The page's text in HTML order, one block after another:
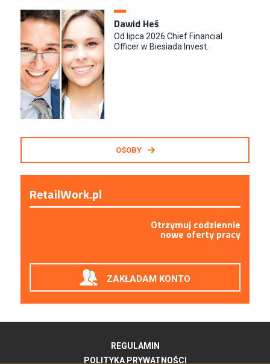
Dawid Heś
Od lipca 2026 Chief Financial
Officer w Biesiada Invest.
OSOBY
RetailWork.pl
Otrzymuj codziennie
nowe oferty pracy
ZAKŁADAM KONTO
REGULAMIN
POLITYKA PRYWATNOŚCI